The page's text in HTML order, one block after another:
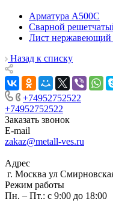
Арматура А500С
Сварной
Лист нержавеющий
Назад к списку
+74952752522
+74952752522
Заказать звонок
E-mail
zakaz@metall-ves.ru
Адрес
г. Москва ул
Режим работы
Пн. – Пт.: с 9:00 до 18:00